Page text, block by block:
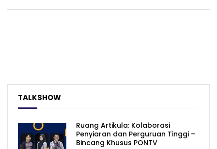
TALKSHOW
Ruang Artikula: Kolaborasi
Penyiaran dan Perguruan Tinggi –
Bincang Khusus PONTV